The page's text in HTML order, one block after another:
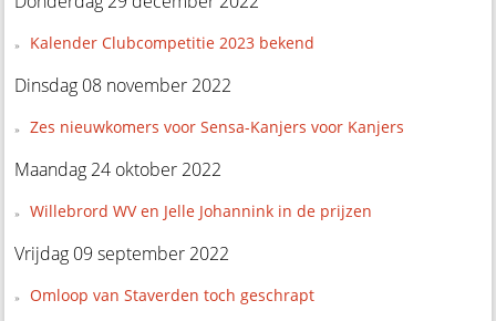
Kalender Clubcompetitie 2023 bekend
Dinsdag 08 november 2022
Zes nieuwkomers voor Sensa-Kanjers voor Kanjers
Maandag 24 oktober 2022
Willebrord WV en Jelle Johannink in de prijzen
Vrijdag 09 september 2022
Omloop van Staverden toch geschrapt